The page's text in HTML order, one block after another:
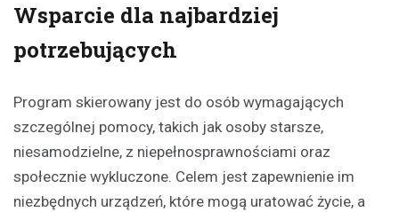
Wsparcie dla najbardziej
potrzebujących
Program skierowany jest do osób wymagających
szczególnej pomocy, takich jak osoby starsze,
niesamodzielne, z niepełnosprawnościami oraz
społecznie wykluczone. Celem jest zapewnienie im
niezbędnych urządzeń, które mogą uratować życie, a